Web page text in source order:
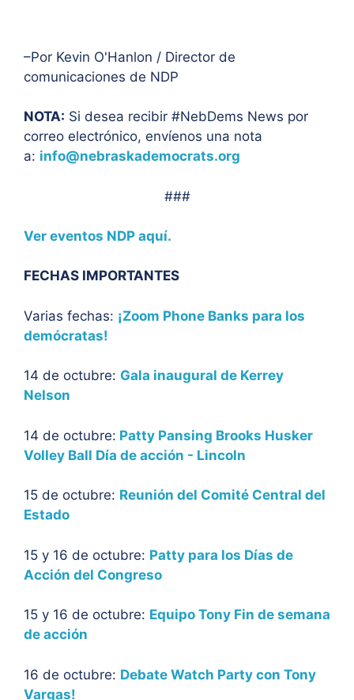
–Por Kevin O'Hanlon / Director de
comunicaciones de NDP
NOTA: Si desea recibir #NebDems News por
correo electrónico, envíenos una nota
a: info@nebraskademocrats.org
###
Ver eventos NDP aquí.
FECHAS IMPORTANTES
Varias fechas: ¡Zoom Phone Banks para los
demócratas!
14 de octubre: Gala inaugural de Kerrey
Nelson
14 de octubre: Patty Pansing Brooks Husker
Volley Ball Día de acción - Lincoln
15 de octubre: Reunión del Comité Central del
Estado
15 y 16 de octubre: Patty para los Días de
Acción del Congreso
15 y 16 de octubre: Equipo Tony Fin de semana
de acción
16 de octubre: Debate Watch Party con Tony
Vargas!